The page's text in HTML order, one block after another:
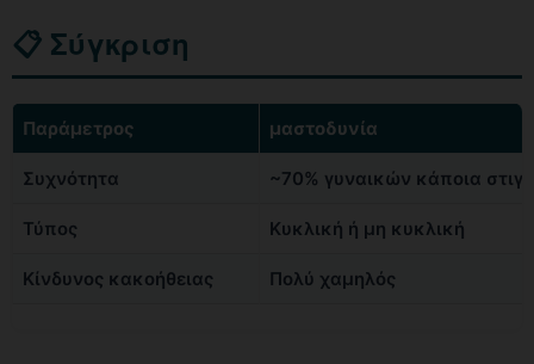
📋 Σύγκριση
Παράμετρος μαστοδυνία
Συχνότητα ~70% γυναικών κάποια
Τύπος Κυκλική ή μη κυκλική
Κίνδυνος κακοήθειας Πολύ χαμηλός